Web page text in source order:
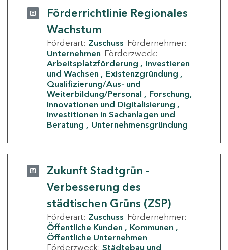
Förderrichtlinie Regionales
Wachstum
Förderart: Zuschuss Fördernehmer:
Unternehmen Förderzweck:
Arbeitsplatzförderung
Investieren
und Wachsen
Existenzgründung
Qualifizierung/Aus- und
Weiterbildung/Personal
Forschung,
Innovationen und Digitalisierung
Investitionen in Sachanlagen und
Beratung
Unternehmensgründung
Zukunft Stadtgrün -
Verbesserung des
städtischen Grüns (ZSP)
Förderart: Zuschuss Fördernehmer:
Öffentliche Kunden
Kommunen
Öffentliche Unternehmen
Förderzweck: Städtebau und